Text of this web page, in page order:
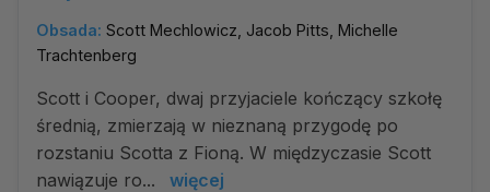
Obsada: Scott Mechlowicz, Jacob Pitts, Michelle
Trachtenberg
Scott i Cooper, dwaj przyjaciele kończący szkołę
średnią, zmierzają w nieznaną przygodę po
rozstaniu Scotta z Fioną. W międzyczasie Scott
nawiązuje ro...
więcej